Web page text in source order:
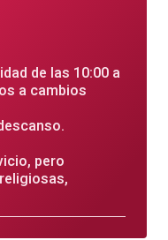
de las 10:00 a
a cambios
pero